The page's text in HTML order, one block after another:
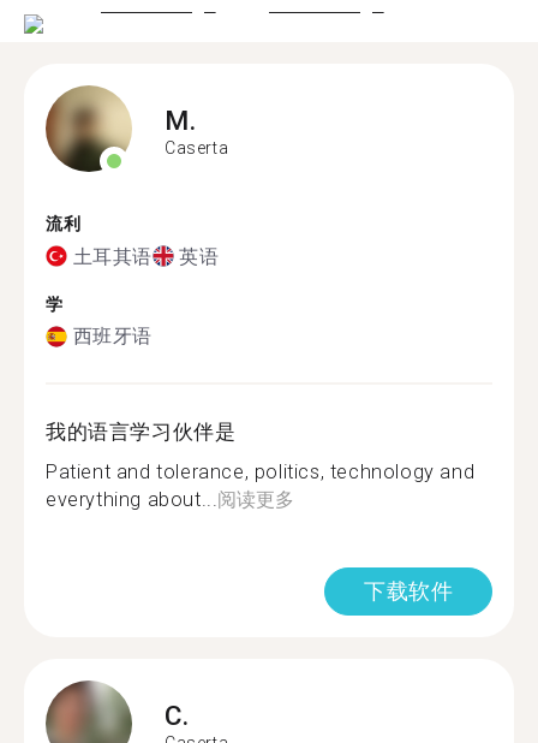
M.
Caserta
流利
土耳其语 英语
学
西班牙语
我的语言学习伙伴是
Patient and tolerance, politics, technology and
everything about...阅读更多
下载软件
C.